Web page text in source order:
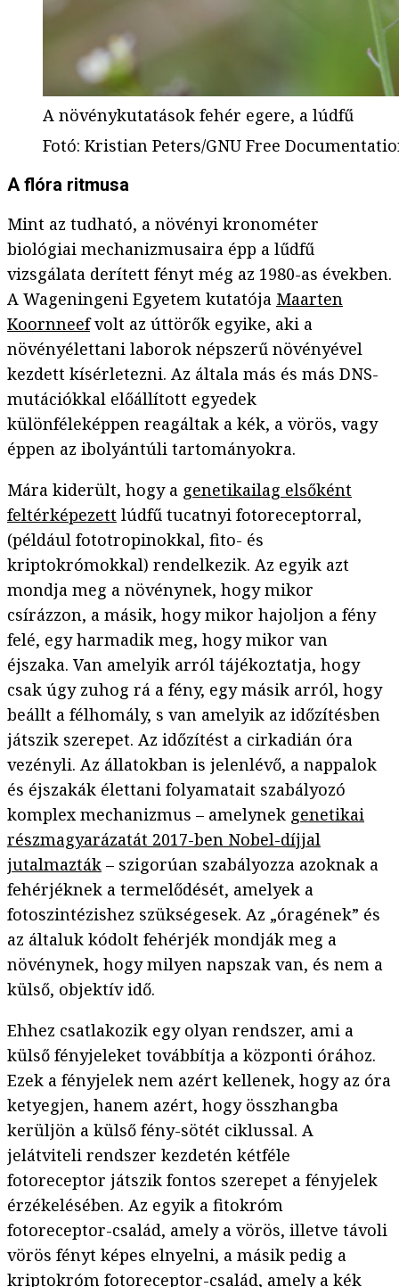
A növénykutatások fehér egere, a lúdfű
Fotó: Kristian Peters/GNU Free
A flóra ritmusa
Mint az tudható, a növényi kronométer
biológiai mechanizmusaira épp a lűdfű
vizsgálata derített fényt még az 1980-as években.
A Wageningeni Egyetem kutatója Maarten
Koornneefvolt az úttörők egyike, aki a
növényélettani laborok népszerű növényével
kezdett kísérletezni. Az általa más és más DNS-
mutációkkal előállított egyedek
különféleképpen reagáltak a kék, a vörös, vagy
éppen az ibolyántúli tartományokra.
Mára kiderült, hogy a genetikailag elsőként
feltérképezett lúdfű tucatnyi fotoreceptorral,
(például fototropinokkal, fito- és
kriptokrómokkal) rendelkezik. Az egyik azt
mondja meg a növénynek, hogy mikor
csírázzon, a másik, hogy mikor hajoljon a fény
felé, egy harmadik meg, hogy mikor van
éjszaka. Van amelyik arról tájékoztatja, hogy
csak úgy zuhog rá a fény, egy másik arról, hogy
beállt a félhomály, s van amelyik az időzítésben
játszik szerepet. Az időzítést a cirkadián óra
vezényli. Az állatokban is jelenlévő, a nappalok
és éjszakák élettani folyamatait szabályozó
komplex mechanizmus – amelynek genetikai
részmagyarázatát 2017-ben Nobel-díjjal
jutalmazták – szigorúan szabályozza azoknak a
fehérjéknek a termelődését, amelyek a
fotoszintézishez szükségesek. Az „óragének” és
az általuk kódolt fehérjék mondják meg a
növénynek, hogy milyen napszak van, és nem a
külső, objektív idő.
Ehhez csatlakozik egy olyan rendszer, ami a
külső fényjeleket továbbítja a központi órához.
Ezek a fényjelek nem azért kellenek, hogy az óra
ketyegjen, hanem azért, hogy összhangba
kerüljön a külső fény-sötét ciklussal. A
jelátviteli rendszer kezdetén kétféle
fotoreceptor játszik fontos szerepet a fényjelek
érzékelésében. Az egyik a fitokróm
fotoreceptor-család, amely a vörös, illetve távoli
vörös fényt képes elnyelni, a másik pedig a
kriptokróm fotoreceptor-család, amely a kék